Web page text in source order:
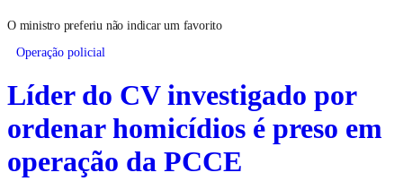
O ministro preferiu não indicar um favorito
Operação policial
Líder do CV investigado por
ordenar homicídios é preso em
operação da PCCE